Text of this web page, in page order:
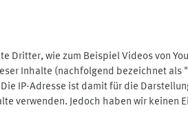
wie zum Beispiel Videos von
Inhalte (nachfolgend bezeichnet
IP-Adresse ist damit für die
verwenden. Jedoch haben wir